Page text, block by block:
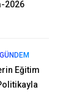
2026
GÜNDEM
Eğitim